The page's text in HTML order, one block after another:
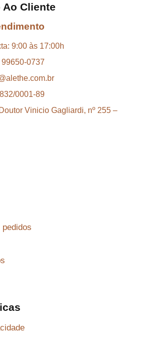
Cliente
9:00 às 17:00h
0737
0001-89
Vinicio Gagliardi, nº 255 –